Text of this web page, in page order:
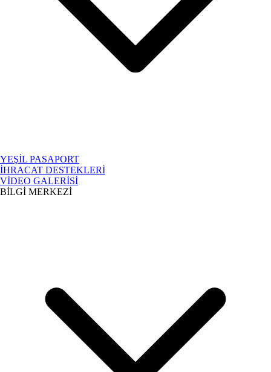
YEŞİL PASAPORT
İHRACAT DESTEKLERİ
VİDEO GALERİSİ
BİLGİ MERKEZİ